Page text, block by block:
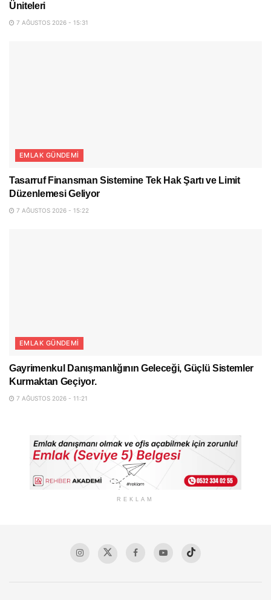
Üniteleri
7 AĞUSTOS 2026 - 15:31
EMLAK GÜNDEMI
Tasarruf Finansman Sistemine Tek Hak Şartı ve Limit
Düzenlemesi Geliyor
7 AĞUSTOS 2026 - 15:22
EMLAK GÜNDEMI
Gayrimenkul Danışmanlığının Geleceği, Güçlü Sistemler
Kurmaktan Geçiyor.
7 AĞUSTOS 2026 - 11:21
REKLAM